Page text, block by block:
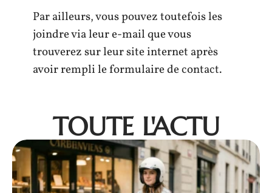
Par ailleurs, vous pouvez toutefois les
joindre via leur e-mail que vous
trouverez sur leur site internet après
avoir rempli le formulaire de contact.
TOUTE L'ACTU